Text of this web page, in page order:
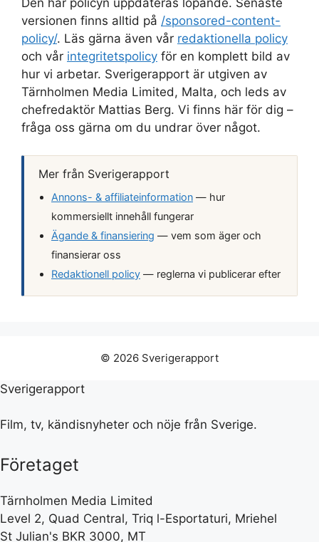
versionen finns alltid på /sponsored-content-
policy/. Läs gärna även vår redaktionella policy
och vår integritetspolicy för en komplett bild av
hur vi arbetar. Sverigerapport är utgiven av
Tärnholmen Media Limited, Malta, och leds av
chefredaktör Mattias Berg. Vi finns här för dig –
fråga oss gärna om du undrar över något.
Mer från Sverigerapport
Annons- & affiliateinformation — hur
kommersiellt innehåll fungerar
Ägande & finansiering — vem som äger och
finansierar oss
Redaktionell policy — reglerna vi publicerar efter
© 2026 Sverigerapport
Sverigerapport
Film, tv, kändisnyheter och nöje från Sverige.
Företaget
Tärnholmen Media Limited
Level 2, Quad Central, Triq l-Esportaturi, Mriehel
St Julian's BKR 3000, MT